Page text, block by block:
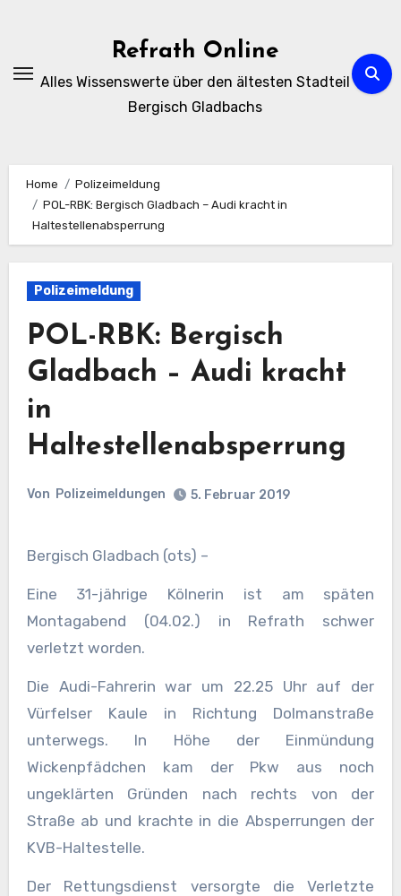
Refrath Online
Alles Wissenswerte über den ältesten Stadteil
Bergisch Gladbachs
Home
Polizeimeldung
POL-RBK: Bergisch Gladbach – Audi kracht in
Haltestellenabsperrung
Polizeimeldung
POL-RBK: Bergisch
Gladbach – Audi kracht
in
Haltestellenabsperrung
Von Polizeimeldungen 5. Februar 2019
Bergisch Gladbach (ots) –
Eine 31-jährige Kölnerin ist am späten
Montagabend (04.02.) in Refrath schwer
verletzt worden.
Die Audi-Fahrerin war um 22.25 Uhr auf der
Vürfelser Kaule in Richtung Dolmanstraße
unterwegs. In Höhe der Einmündung
Wickenpfädchen kam der Pkw aus noch
ungeklärten Gründen nach rechts von der
Straße ab und krachte in die Absperrungen der
KVB-Haltestelle.
Der Rettungsdienst versorgte die Verletzte